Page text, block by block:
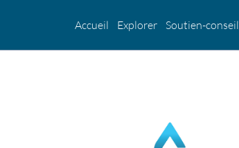
Accueil Explorer Soutien-conseil